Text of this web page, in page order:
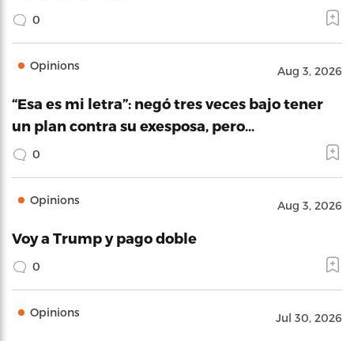
0
Opinions Aug 3, 2026
“Esa es mi letra”: negó tres veces bajo tener
un plan contra su exesposa, pero…
0
Opinions Aug 3, 2026
Voy a Trump y pago doble
0
Opinions Jul 30, 2026